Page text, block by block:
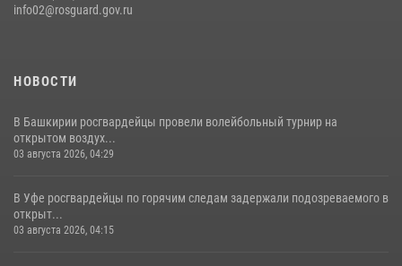
info02@rosguard.gov.ru
НОВОСТИ
В Башкирии росгвардейцы провели волейбольный турнир на
открытом воздух...
03 августа 2026, 04:29
В Уфе росгвардейцы по горячим следам задержали подозреваемого в
открыт...
03 августа 2026, 04:15